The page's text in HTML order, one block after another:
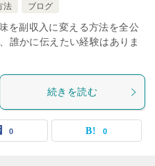
法 ブログ
を副収入に変える方法を全公
かに伝えたい経験はありま
続きを読む
0 0